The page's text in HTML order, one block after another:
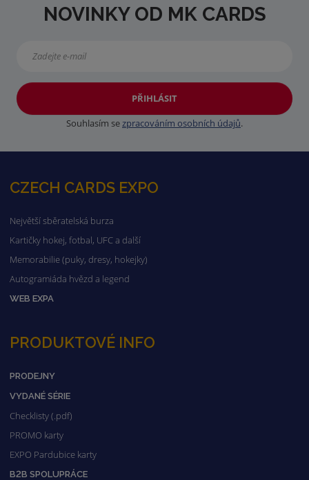
NOVINKY OD MK CARDS
PŘIHLÁSIT
Souhlasím sezpracováním osobních údajů.
CZECH CARDS EXPO
Největší sběratelská burza
Kartičky hokej, fotbal, UFC a další
Memorabilie (puky, dresy, hokejky)
Autogramiáda hvězd a legend
WEB EXPA
PRODUKTOVÉ INFO
PRODEJNY
VYDANÉ SÉRIE
Checklisty (.pdf)
PROMO karty
EXPO Pardubice karty
B2B SPOLUPRÁCE